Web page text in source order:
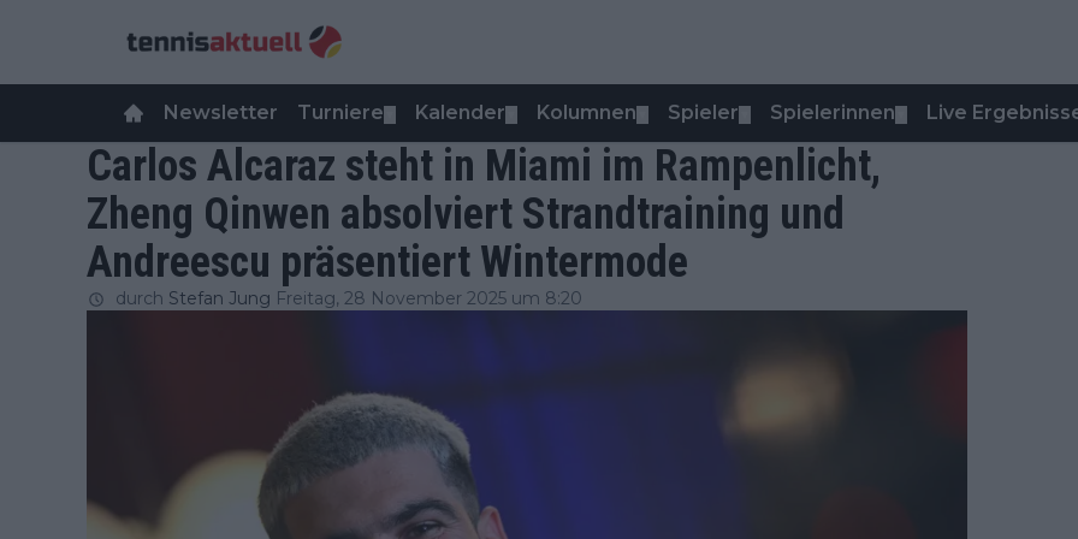
Newsletter Turniere Kalender Kolumnen Spieler Spielerinnen Live
Carlos Alcaraz steht in Miami im Rampenlicht,
Zheng Qinwen absolviert Strandtraining und
Andreescu präsentiert Wintermode
durch Stefan Jung Freitag, 28 November 2025 um 8:20